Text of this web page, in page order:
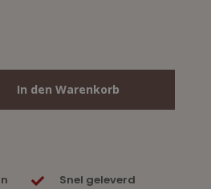
In den Warenkorb
Snel geleverd